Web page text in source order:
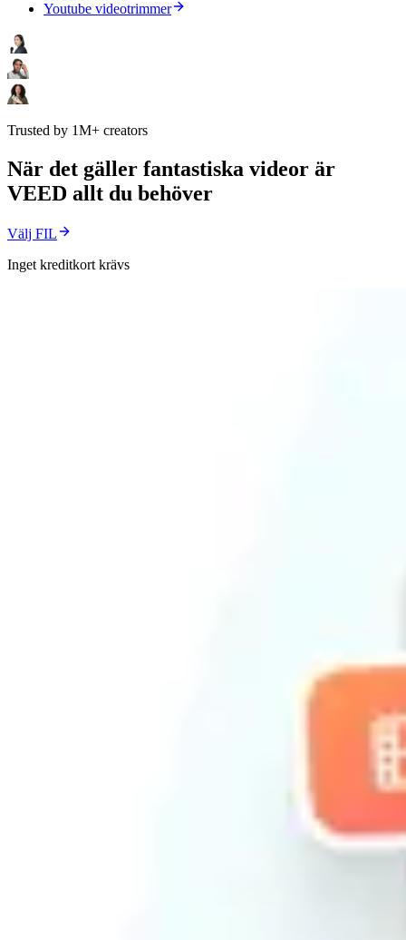
Youtube videotrimmer
Trusted by 1M+ creators
När det gäller fantastiska videor är
VEED allt du behöver
Välj FIL
Inget kreditkort krävs